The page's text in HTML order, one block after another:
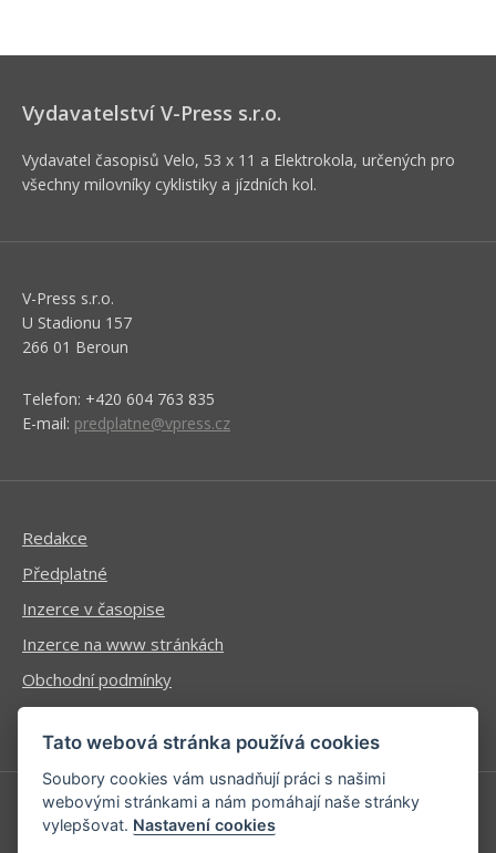
Vydavatelství V-Press s.r.o.
Vydavatel časopisů Velo, 53 x 11 a Elektrokola, určených pro
všechny milovníky cyklistiky a jízdních kol.
V-Press s.r.o.
U Stadionu 157
266 01 Beroun
Telefon: +420 604 763 835
E-mail: predplatne@vpress.cz
Redakce
Předplatné
Inzerce v časopise
Inzerce na www stránkách
Obchodní podmínky
Ochrana osobních údajů
Příhlášení | Registrace
Tato webová stránka používá cookies
Soubory cookies vám usnadňují práci s našimi
webovými stránkami a nám pomáhají naše stránky
vylepšovat. Nastavení cookies